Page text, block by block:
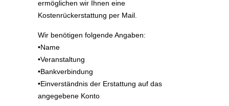
ermöglichen wir Ihnen eine
Kostenrückerstattung per Mail.
Wir benötigen folgende Angaben:
•Name
•Veranstaltung
•Bankverbindung
•Einverständnis der Erstattung auf das
angegebene Konto